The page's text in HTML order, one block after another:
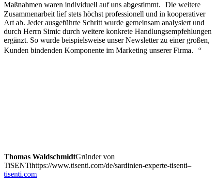
Maßnahmen waren individuell auf uns abgestimmt. Die weitere
Zusammenarbeit lief stets höchst professionell und in kooperativer
Art ab. Jeder ausgeführte Schritt wurde gemeinsam analysiert und
durch Herrn Simic durch weitere konkrete Handlungsempfehlungen
ergänzt. So wurde beispielsweise unser Newsletter zu einer großen,
Kunden bindenden Komponente im Marketing unserer Firma. “
Thomas WaldschmidtGründer von
TiSENTihttps://www.tisenti.com/de/sardinien-experte-tisenti–
tisenti.com